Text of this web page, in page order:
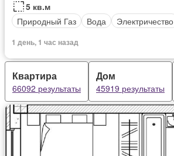
5 кв.м
Природный Газ
Вода Электричество
1 день, 1 час назад
Квартира
66092 результаты
Дом
45919 результаты